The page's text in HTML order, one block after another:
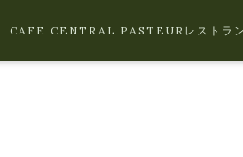
CAFE CENTRAL PASTEURレストラン